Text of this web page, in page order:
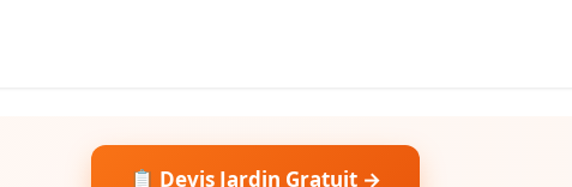
📋 Devis Jardin Gratuit →